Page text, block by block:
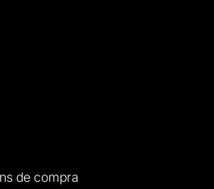
de compra